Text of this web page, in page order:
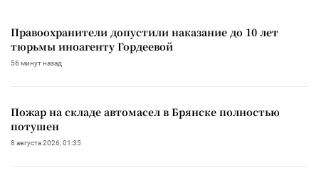
Правоохранители допустили наказание до 10 лет
тюрьмы иноагенту Гордеевой
56 минут назад
Пожар на складе автомасел в Брянске полностью
потушен
8 августа 2026, 01:35